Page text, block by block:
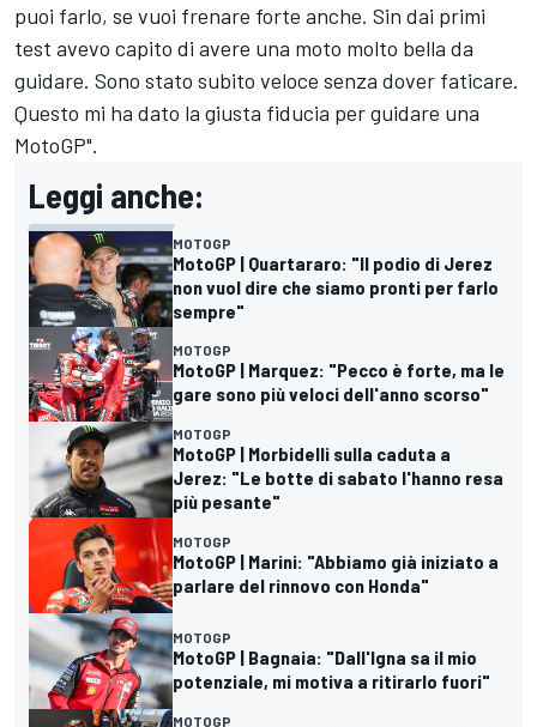
puoi farlo, se vuoi frenare forte anche. Sin dai primi
test avevo capito di avere una moto molto bella da
guidare. Sono stato subito veloce senza dover faticare.
Questo mi ha dato la giusta fiducia per guidare una
MotoGP".
Leggi anche:
MOTOGP
MotoGP | Quartararo: "Il podio di Jerez
non vuol dire che siamo pronti per farlo
sempre"
MOTOGP
MotoGP | Marquez: "Pecco è forte, ma le
gare sono più veloci dell'anno scorso"
MOTOGP
MotoGP | Morbidelli sulla caduta a
Jerez: "Le botte di sabato l'hanno resa
più pesante"
MOTOGP
MotoGP | Marini: "Abbiamo già iniziato a
parlare del rinnovo con Honda"
MOTOGP
MotoGP | Bagnaia: "Dall'Igna sa il mio
potenziale, mi motiva a ritirarlo fuori"
MOTOGP